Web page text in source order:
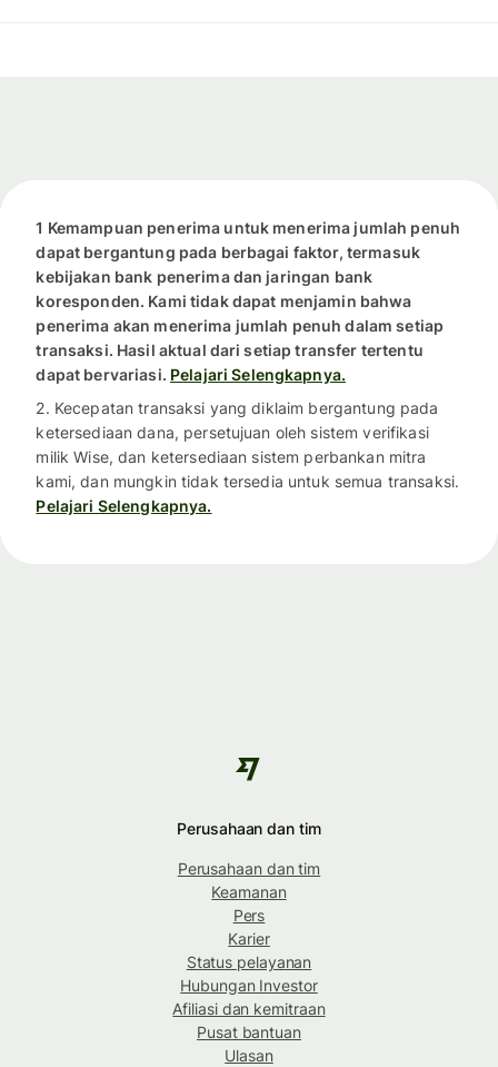
1 Kemampuan penerima untuk menerima jumlah penuh
dapat bergantung pada berbagai faktor, termasuk
kebijakan bank penerima dan jaringan bank
koresponden. Kami tidak dapat menjamin bahwa
penerima akan menerima jumlah penuh dalam setiap
transaksi. Hasil aktual dari setiap transfer tertentu
dapat bervariasi. Pelajari Selengkapnya.
2. Kecepatan transaksi yang diklaim bergantung pada
ketersediaan dana, persetujuan oleh sistem verifikasi
milik Wise, dan ketersediaan sistem perbankan mitra
kami, dan mungkin tidak tersedia untuk semua transaksi.
Pelajari Selengkapnya.
Perusahaan dan tim
Perusahaan dan tim
Keamanan
Pers
Karier
Status pelayanan
Hubungan Investor
Afiliasi dan kemitraan
Pusat bantuan
Ulasan